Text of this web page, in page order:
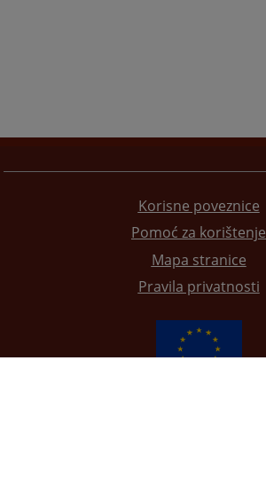
Korisne poveznice
Pomoć za korištenje
Mapa stranice
Pravila privatnosti